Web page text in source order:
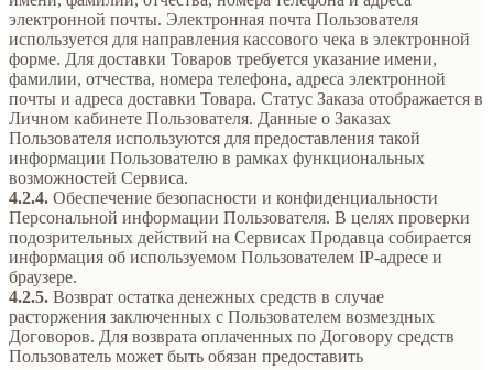
электронной почты. Электронная почта Пользователя
используется для направления кассового чека в электронной
форме. Для доставки Товаров требуется указание имени,
фамилии, отчества, номера телефона, адреса электронной
почты и адреса доставки Товара. Статус Заказа отображается в
Личном кабинете Пользователя. Данные о Заказах
Пользователя используются для предоставления такой
информации Пользователю в рамках функциональных
возможностей Сервиса.
4.2.4. Обеспечение безопасности и конфиденциальности
Персональной информации Пользователя. В целях проверки
подозрительных действий на Сервисах Продавца собирается
информация об используемом Пользователем IP-адресе и
браузере.
4.2.5. Возврат остатка денежных средств в случае
расторжения заключенных с Пользователем возмездных
Договоров. Для возврата оплаченных по Договору средств
Пользователь может быть обязан предоставить